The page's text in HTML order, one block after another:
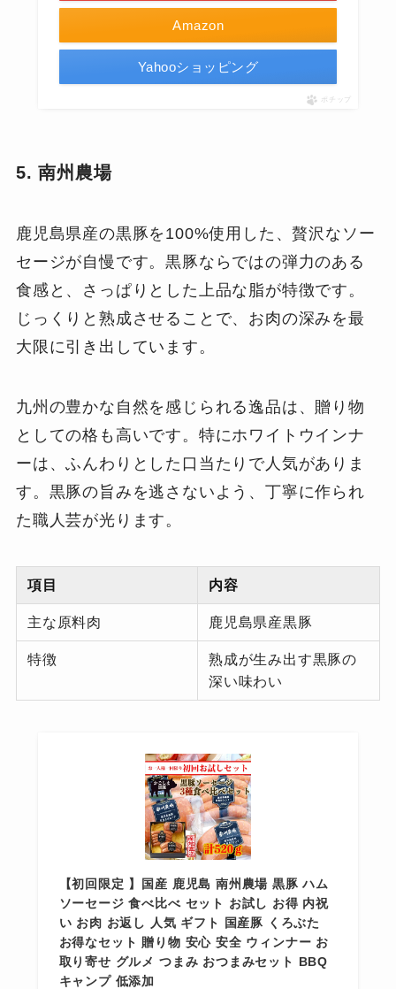
Amazon
Yahooショッピング
ポチップ
5. 南州農場
鹿児島県産の黒豚を100%使用した、贅沢なソー
セージが自慢です。黒豚ならではの弾力のある
食感と、さっぱりとした上品な脂が特徴です。
じっくりと熟成させることで、お肉の深みを最
大限に引き出しています。
九州の豊かな自然を感じられる逸品は、贈り物
としての格も高いです。特にホワイトウインナ
ーは、ふんわりとした口当たりで人気がありま
す。黒豚の旨みを逃さないよう、丁寧に作られ
た職人芸が光ります。
項目 内容
主な原料肉 鹿児島県産黒豚
特徴
熟成が生み出す黒豚の
深い味わい
【初回限定 】国産 鹿児島 南州農場 黒豚 ハム
ソーセージ 食べ比べ セット お試し お得 内祝
い お肉 お返し 人気 ギフト 国産豚 くろぶた
お得なセット 贈り物 安心 安全 ウィンナー お
取り寄せ グルメ つまみ おつまみセット BBQ
キャンプ 低添加